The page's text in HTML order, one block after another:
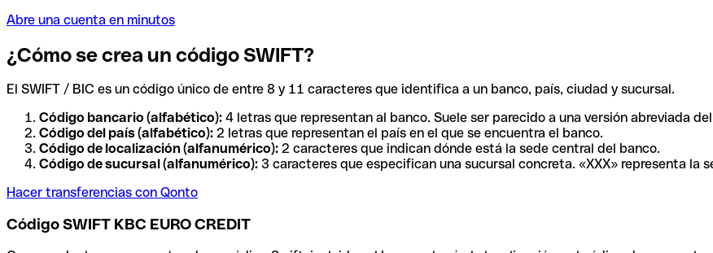
Abre una cuenta en minutos
¿Cómo se crea un código SWIFT?
El SWIFT / BIC es un código único de entre 8 y 11 caracteres que identifica a un banco, país, ciudad y sucursal.
Código bancario (alfabético): 4 letras que representan al banco. Suele ser parecido a una versión abreviada
Código del país (alfabético): 2 letras que representan el país en el que se encuentra el banco.
Código de localización (alfanumérico): 2 caracteres que indican dónde está la sede central del banco.
Código de sucursal (alfanumérico): 3 caracteres que especifican una sucursal concreta. «XXX» representa la
Hacer transferencias con Qonto
Código SWIFT KBC EURO CREDIT